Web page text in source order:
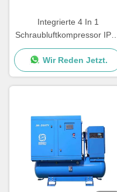
Integrierte 4 In 1
Schraubluftkompressor IP54
/ IP23 16bar Luftkompressor
für Laserschneider
Wir Reden Jetzt.